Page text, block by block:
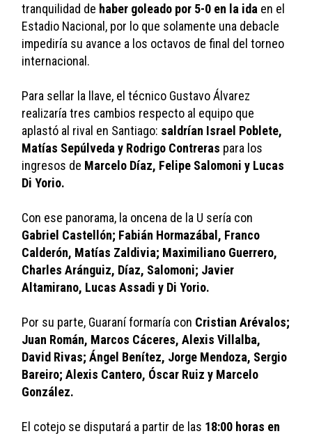
tranquilidad de haber goleado por 5-0 en la ida en el
Estadio Nacional, por lo que solamente una debacle
impediría su avance a los octavos de final del torneo
internacional.
Para sellar la llave, el técnico Gustavo Álvarez
realizaría tres cambios respecto al equipo que
aplastó al rival en Santiago: saldrían Israel Poblete,
Matías Sepúlveda y Rodrigo Contreras para los
ingresos de Marcelo Díaz, Felipe Salomoni y Lucas
Di Yorio.
Gabriel Castellón; Fabián Hormazábal, Franco
Calderón, Matías Zaldivia; Maximiliano Guerrero,
Charles Aránguiz, Díaz, Salomoni; Javier
Altamirano, Lucas Assadi y Di Yorio.
Por su parte, Guaraní formaría con Cristian Arévalos;
Juan Román, Marcos Cáceres, Alexis Villalba,
David Rivas; Ángel Benítez, Jorge Mendoza, Sergio
Bareiro; Alexis Cantero, Óscar Ruiz y Marcelo
González.
El cotejo se disputará a partir de las 18:00 horas en